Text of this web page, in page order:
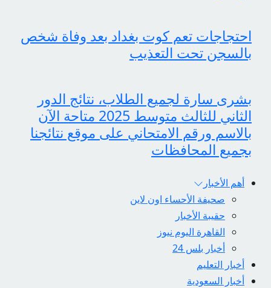
احتجاجات تعم كوت بغداد بعد وفاة شخص
بالسجن تحت التعذيب
بشرى سارة لجميع الطلاب، نتائج الدور
الثاني للثالث متوسط 2025 متاحة الآن
بالاسم ورقم الامتحاني على موقع نتائجنا
بجميع المحافظات
أهم الأخبار
صحيفة الأحساء اون لاين
حقيبة الأخبار
القاهرة اليوم نيوز
أخبار بلس 24
أخبار التعليم
أخبار السعودية